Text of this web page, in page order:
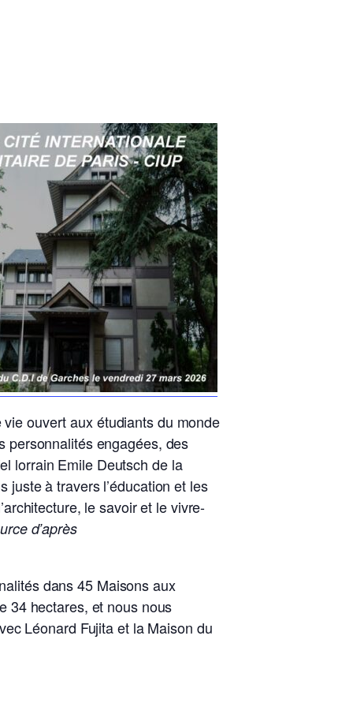
ouvert aux étudiants du monde
personnalités engagées, des
lorrain Emile Deutsch de la
à travers l’éducation et les
le savoir et le vivre-
d’après
dans 45 Maisons aux
34 hectares, et nous nous
Léonard Fujita et la Maison du